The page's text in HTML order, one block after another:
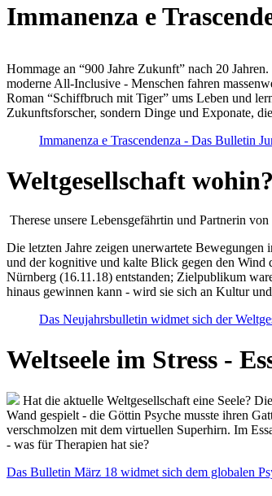
Immanenza e
Hommage an “900 Jahre Zukunft” nach 20
moderne All-Inclusive - Menschen fahren
Roman “Schiffbruch mit Tiger” ums Leben und
Zukunftsforscher, sondern Dinge und Exponate,
Immanenza e Trascendenza - Das Bulletin
Weltgesellschaft wohin?
Therese unsere Lebensgefährtin und Partnerin
Die letzten Jahre zeigen unerwartete
und der kognitive und kalte Blick gegen den Wind
Nürnberg (16.11.18) entstanden; Zielpublikum
hinaus gewinnen kann - wird sie sich an Kultur
Das Neujahrsbulletin widmet sich der
Weltseele im Stress -
Hat die aktuelle Weltgesellschaft eine Seele?
Wand gespielt - die Göttin Psyche musste ihren
verschmolzen mit dem virtuellen Superhirn. Im
- was für Therapien hat sie?
Das Bulletin März 18 widmet sich dem globalen